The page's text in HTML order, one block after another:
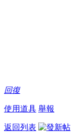
回復
使用道具 舉報
返回列表